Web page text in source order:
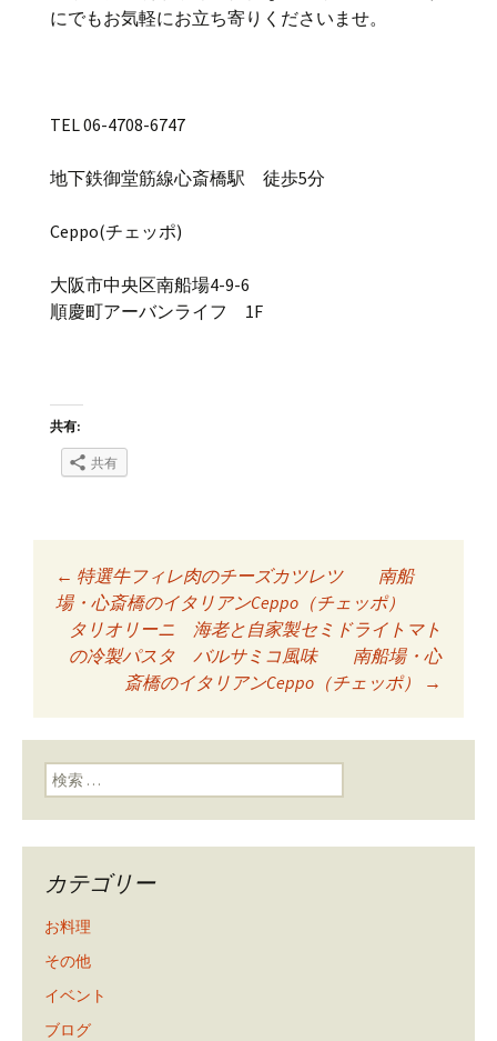
にでもお気軽にお立ち寄りくださいませ。
TEL 06-4708-6747
地下鉄御堂筋線心斎橋駅 徒歩5分
Ceppo(チェッポ)
大阪市中央区南船場4-9-6
順慶町アーバンライフ 1F
共有:
共有
投稿ナビゲーショ
ン
← 特選牛フィレ肉のチーズカツレツ 南船
場・心斎橋のイタリアンCeppo（チェッポ）
タリオリーニ 海老と自家製セミドライトマト
の冷製パスタ バルサミコ風味 南船場・心
斎橋のイタリアンCeppo（チェッポ）
→
検索:
カテゴリー
お料理
その他
イベント
ブログ